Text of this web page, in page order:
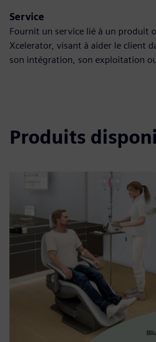
Service
Fournit un service lié à un produit
Xcelerator, visant à aider le client
son intégration, son exploitation
Produits